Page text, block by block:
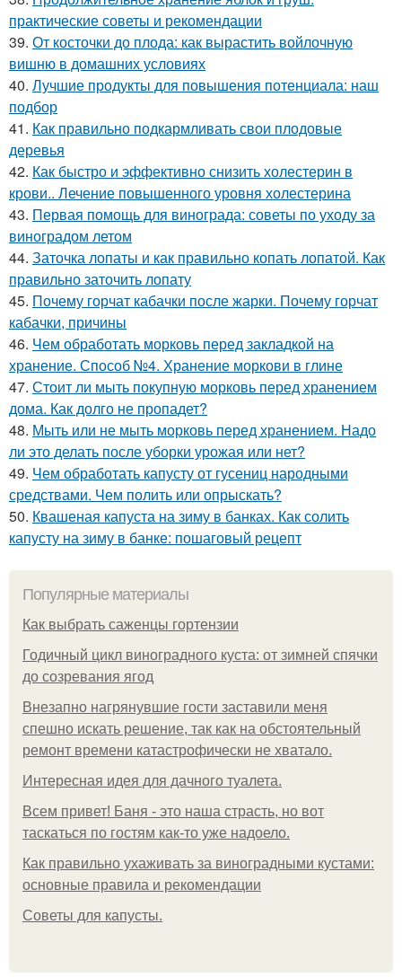
практические советы и рекомендации
39. От косточки до плода: как вырастить войлочную
вишню в домашних условиях
40. Лучшие продукты для повышения потенциала: наш
подбор
41. Как правильно подкармливать свои плодовые
деревья
42. Как быстро и эффективно снизить холестерин в
крови.. Лечение повышенного уровня холестерина
43. Первая помощь для винограда: советы по уходу за
виноградом летом
44. Заточка лопаты и как правильно копать лопатой. Как
правильно заточить лопату
45. Почему горчат кабачки после жарки. Почему горчат
кабачки, причины
46. Чем обработать морковь перед закладкой на
хранение. Способ №4. Хранение моркови в глине
47. Стоит ли мыть покупную морковь перед хранением
дома. Как долго не пропадет?
48. Мыть или не мыть морковь перед хранением. Надо
ли это делать после уборки урожая или нет?
49. Чем обработать капусту от гусениц народными
средствами. Чем полить или опрыскать?
50. Квашеная капуста на зиму в банках. Как солить
капусту на зиму в банке: пошаговый рецепт
Популярные материалы
Как выбрать саженцы гортензии
Годичный цикл виноградного куста: от зимней спячки
до созревания ягод
Внезапно нагрянувшие гости заставили меня
спешно искать решение, так как на обстоятельный
ремонт времени катастрофически не хватало.
Интересная идея для дачного туалета.
Всем привет! Баня - это наша страсть, но вот
таскаться по гостям как-то уже надоело.
Как правильно ухаживать за виноградными кустами:
основные правила и рекомендации
Советы для капусты.